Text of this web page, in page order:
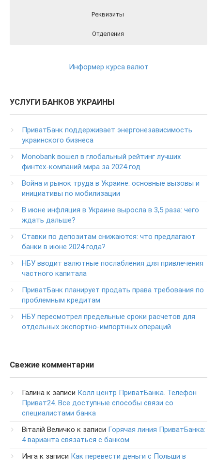
Реквизиты
Отделения
Круглосуточный телефон поддержки клиентов
(Бесплатно с мобильных в пределах Украины)
+38-056-716-11-31
клиентов ПриватБанка
Колл центр: 3700
Круглосуточный телефон поддержки VIP­-клиентов
ПриватБанка
+38-056-716-12-12
+38-073-900-00-02
Круглосуточный телефон поддержки владельцев карт
класса GOLD
Круглосуточный телефон поддержки обслуживания
0-800-500-030
0-800-500-804
Информер курса валют
УСЛУГИ БАНКОВ УКРАИНЫ
ПриватБанк поддерживает энергонезависимость
украинского бизнеса
Monobank вошел в глобальный рейтинг лучших
финтех-компаний мира за 2024 год
Война и рынок труда в Украине: основные вызовы и
инициативы по мобилизации
В июне инфляция в Украине выросла в 3,5 раза: чего
ждать дальше?
Ставки по депозитам снижаются: что предлагают
банки в июне 2024 года?
НБУ вводит валютные послабления для привлечения
частного капитала
ПриватБанк планирует продать права требования по
проблемным кредитам
НБУ пересмотрел предельные сроки расчетов для
отдельных экспортно-импортных операций
Свежие комментарии
Галина к записи Колл центр ПриватБанка. Телефон
Приват24. Все доступные способы связи со
специалистами банка
Віталій Величко к записи Горячая линия ПриватБанка:
4 варианта связаться с банком
Инга к записи Как перевести деньги с Польши в